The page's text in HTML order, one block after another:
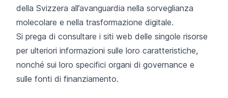
della Svizzera all’avanguardia nella sorveglianza
molecolare e nella trasformazione digitale.
Si prega di consultare i siti web delle singole risorse
per ulteriori informazioni sulle loro caratteristiche,
nonché sui loro specifici organi di governance e
sulle fonti di finanziamento.